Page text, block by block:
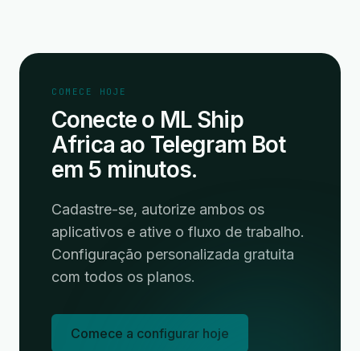
COMECE HOJE
Conecte o ML Ship
Africa ao Telegram Bot
em 5 minutos.
Cadastre-se, autorize ambos os
aplicativos e ative o fluxo de trabalho.
Configuração personalizada gratuita
com todos os planos.
Comece a configurar hoje